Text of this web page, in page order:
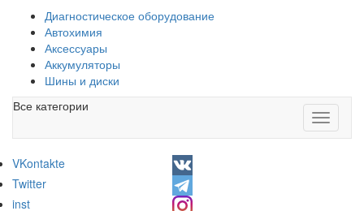
Диагностическое оборудование
Автохимия
Аксессуары
Аккумуляторы
Шины и диски
Toggle
Все категории
VKontakte
Twitter
inst